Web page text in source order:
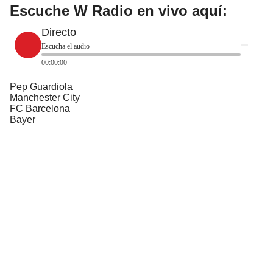
Escuche W Radio en vivo aquí:
Directo
Escucha el audio
00:00:00
Pep Guardiola
Manchester City
FC Barcelona
Bayer